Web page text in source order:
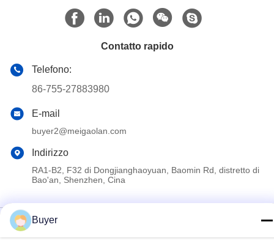
Contatto rapido
Telefono:
86-755-27883980
E-mail
buyer2@meigaolan.com
Indirizzo
RA1-B2, F32 di Dongjianghaoyuan, Baomin Rd, distretto di
Bao'an, Shenzhen, Cina
Cina Buona qualità Analizzatore di spettro di rf Fornitore. 2023-
Buyer